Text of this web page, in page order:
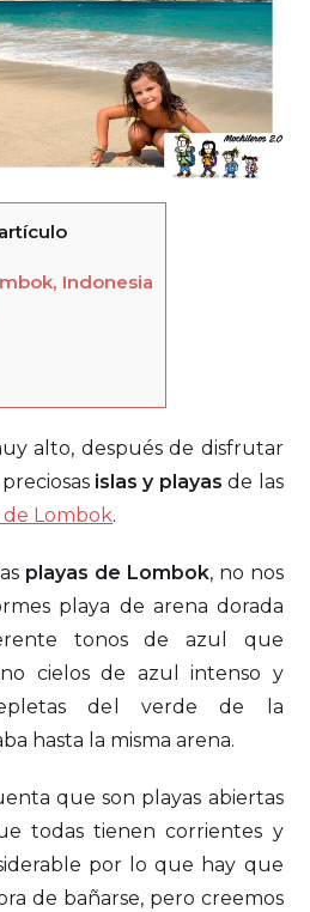
Indonesia
alto, después de disfrutar
islas y playas de las
de Lombok.
playas de Lombok, no nos
playa de arena dorada
tonos de azul que
cielos de azul intenso y
del verde de la
hasta la misma arena.
que son playas abiertas
todas tienen corrientes y
por lo que hay que
de bañarse, pero creemos